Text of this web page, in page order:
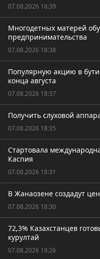
07.08.2026 18:39
Многодетных матерей
предпринимательства
07.08.2026 18:38
Популярную акцию в
конца августа
07.08.2026 18:37
Получить слуховой
07.08.2026 18:35
Стартовала
Каспия
07.08.2026 18:31
В Жанаозене создадут
07.08.2026 18:30
72,3% Казахстанцев
курултай
07.08.2026 18:26